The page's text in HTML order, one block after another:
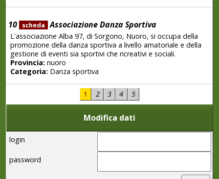
10 scheda Associazione Danza Sportiva
L'associazione Alba 97, di Sorgono, Nuoro, si occupa della
promozione della danza sportiva a livello amatoriale e della
gestione di eventi sia sportivi che ricreativi e sociali.
Provincia:nuoro
Categoria:Danza sportiva
1 2 3 4 5
Modifica dati
login
password